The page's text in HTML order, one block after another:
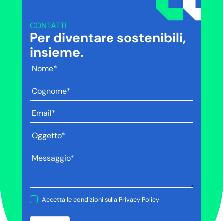
CONTATTI
Per diventare sostenibili,
insieme.
Accetta le condizioni sulla Privacy Policy